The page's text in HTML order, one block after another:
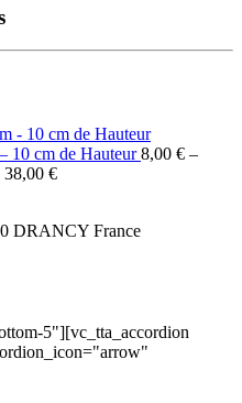
10 cm de Hauteur8,00 € –
38,00 €
DRANCY France
5"][vc_tta_accordion